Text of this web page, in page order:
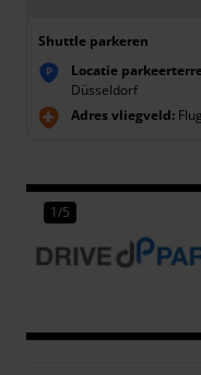
Shuttle parkeren
P Locatie
Düsseldorf
Adres vliegveld:
1/5